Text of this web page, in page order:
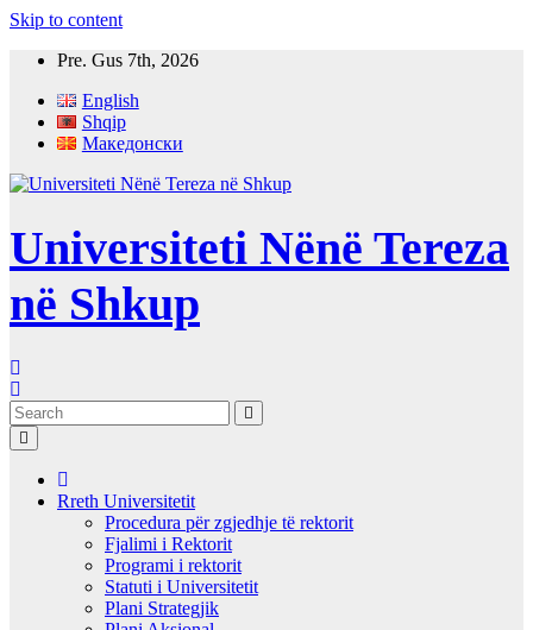
Skip to content
Pre. Gus 7th, 2026
English
Shqip
Македонски
Universiteti Nënë Tereza
në Shkup
Rreth Universitetit
Procedura për zgjedhje të rektorit
Fjalimi i Rektorit
Programi i rektorit
Statuti i Universitetit
Plani Strategjik